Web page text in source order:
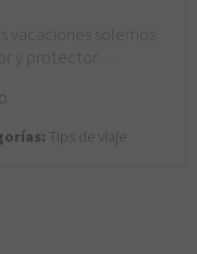
vacaciones solemos
y protector…
Tips de viaje